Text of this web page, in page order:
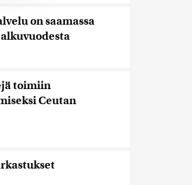
on saamassa
toimiin
Ceutan